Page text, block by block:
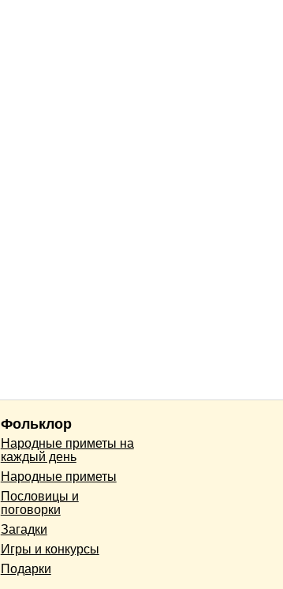
Фольклор
Народные приметы на
каждый день
Народные приметы
Пословицы и
поговорки
Загадки
Игры и конкурсы
Подарки